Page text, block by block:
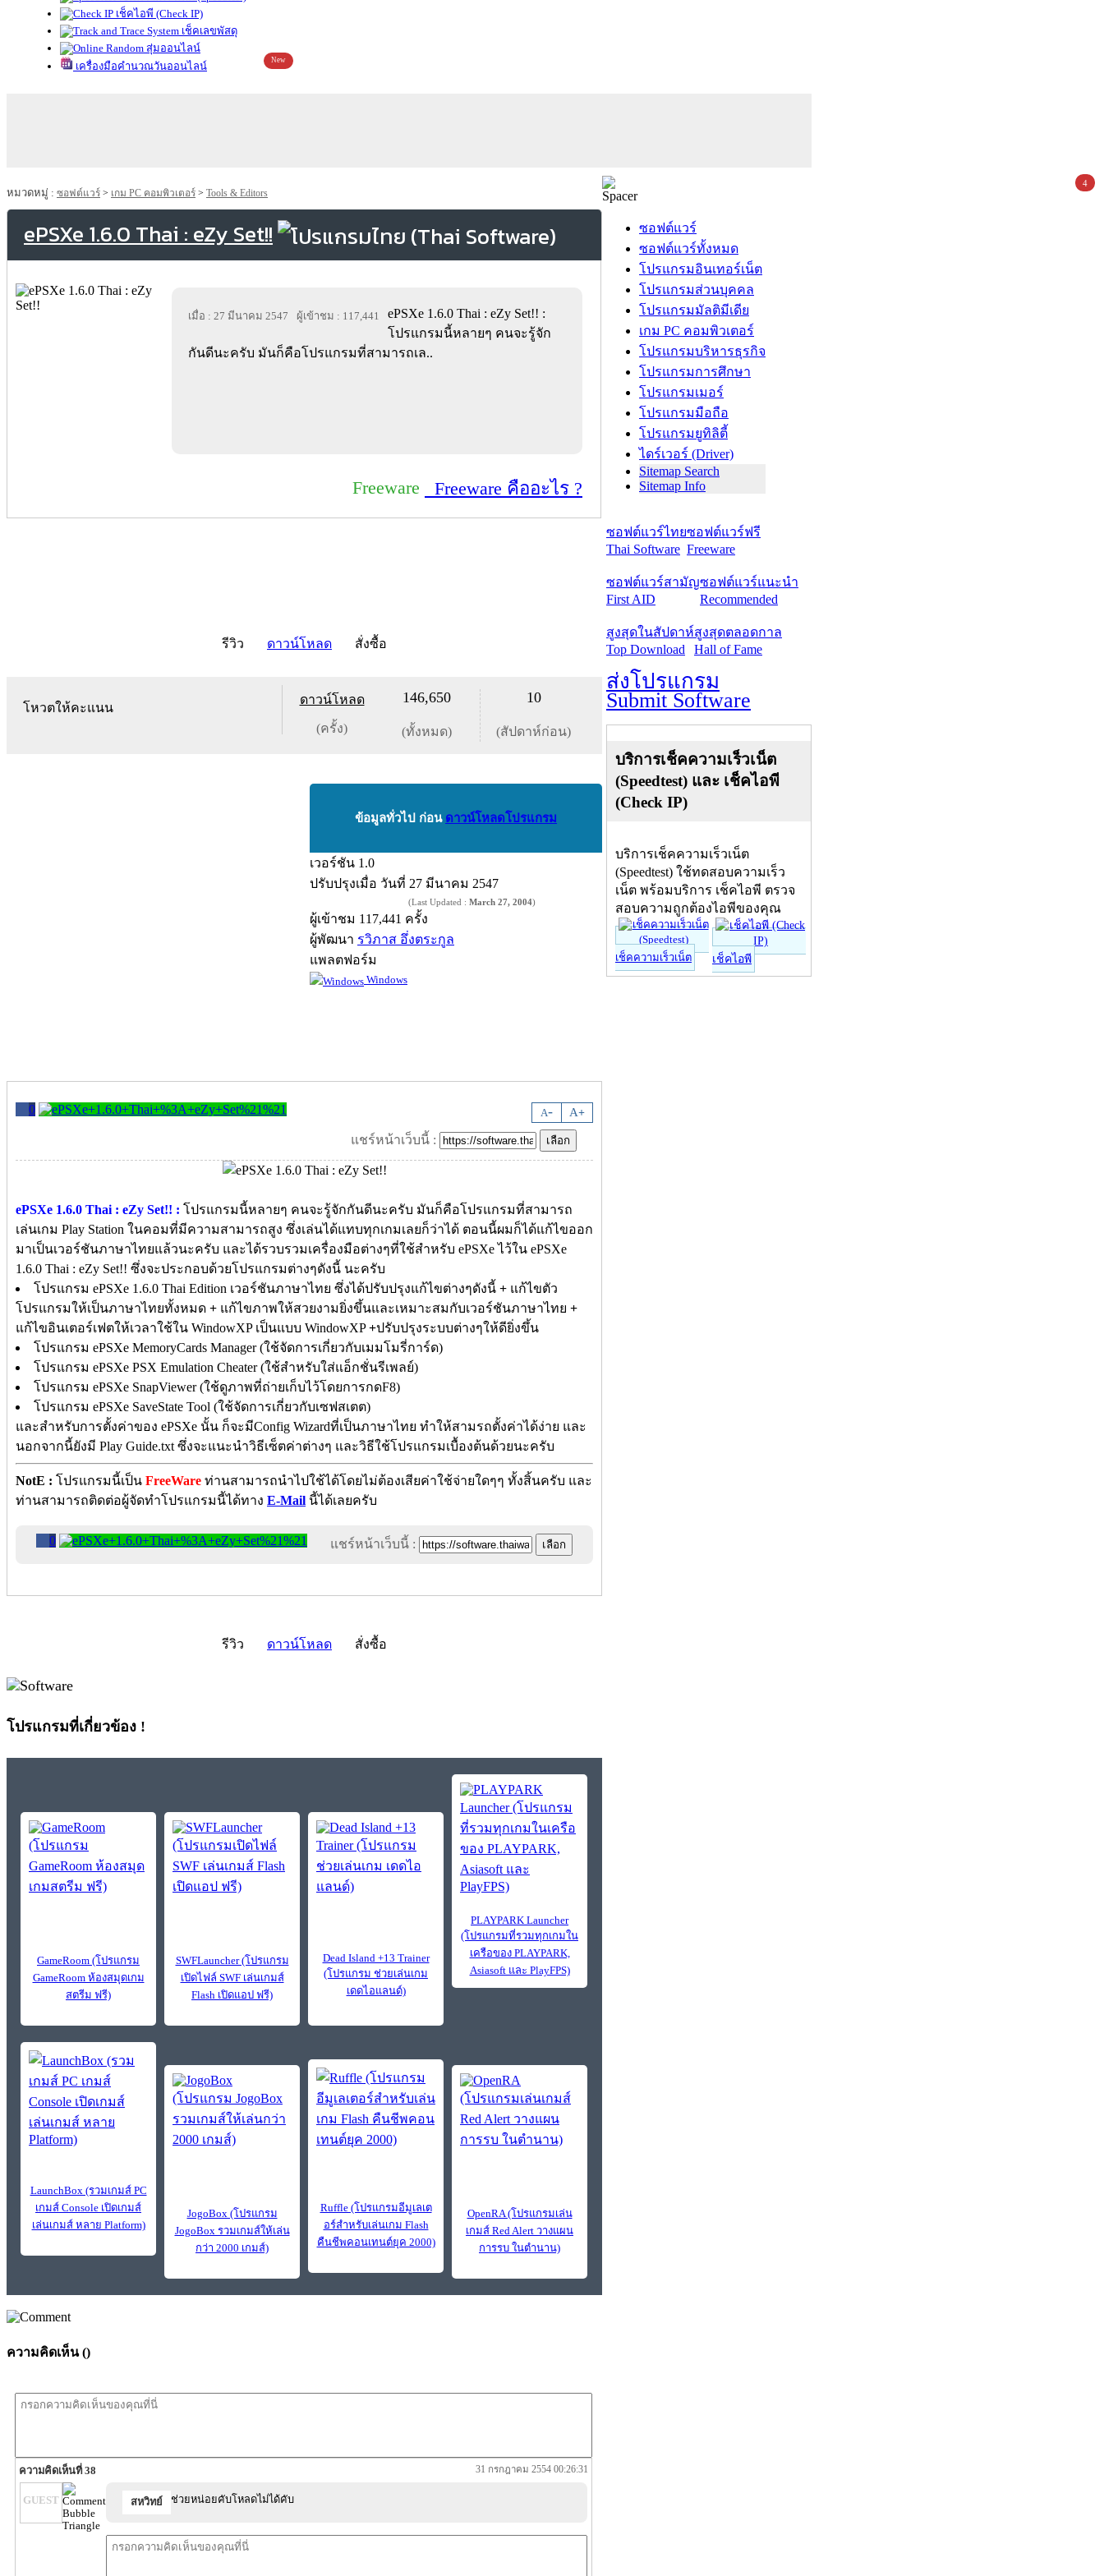
เช็คไอพี (Check IP)
เช็คเลขพัสดุ
สุ่มออนไลน์
เครื่องมือคำนวณวันออนไลน์
New
หมวดหมู่ : ซอฟต์แวร์ > เกม PC คอมพิวเตอร์ > Tools & Editors
ePSXe 1.6.0 Thai : eZy Set!!
เมื่อ : 27 มีนาคม 2547 ผู้เข้าชม : 117,441
ePSXe 1.6.0 Thai : eZy Set!! :
โปรแกรมนี้หลายๆ คนจะรู้จัก
กันดีนะครับ มันก็คือโปรแกรมที่สามารถเล..
Freeware Freeware คืออะไร ?
รีวิว ดาวน์โหลด สั่งซื้อ
โหวตให้คะแนน
ดาวน์โหลด
(ครั้ง)
146,650
(ทั้งหมด)
10
(สัปดาห์ก่อน)
ข้อมูลทั่วไป ก่อน ดาวน์โหลดโปรแกรม
เวอร์ชัน 1.0
ปรับปรุงเมื่อ วันที่ 27 มีนาคม 2547
(Last Updated : March 27, 2004)
ผู้เข้าชม 117,441 ครั้ง
ผู้พัฒนา รวิภาส อึ่งตระกูล
แพลตฟอร์ม
Windows
0 A- A+
แชร์หน้าเว็บนี้ :
ePSXe 1.6.0 Thai : eZy Set!! : โปรแกรมนี้หลายๆ คนจะรู้จักกันดีนะครับ มันก็คือโปรแกรมที่สามารถ
เล่นเกม Play Station ในคอมที่มีความสามารถสูง ซึ่งเล่นได้แทบทุกเกมเลยก็ว่าได้ ตอนนี้ผมก็ได้แก้ไขออก
มาเป็นเวอร์ชันภาษาไทยแล้วนะครับ และได้รวบรวมเครื่องมือต่างๆที่ใช้สำหรับ ePSXe ไว้ใน ePSXe
1.6.0 Thai : eZy Set!! ซึ่งจะประกอบด้วยโปรแกรมต่างๆดังนี้ นะครับ
โปรแกรม ePSXe 1.6.0 Thai Edition เวอร์ชันภาษาไทย ซึ่งได้ปรับปรุงแก้ไขต่างๆดังนี้ + แก้ไขตัว
โปรแกรมให้เป็นภาษาไทยทั้งหมด + แก้ไขภาพให้สวยงามยิ่งขึ้นและเหมาะสมกับเวอร์ชันภาษาไทย +
แก้ไขอินเตอร์เฟตให้เวลาใช้ใน WindowXP เป็นแบบ WindowXP+ปรับปรุงระบบต่างๆให้ดียิ่งขึ้น
โปรแกรม ePSXe MemoryCards Manager (ใช้จัดการเกี่ยวกับเมมโมรี่การ์ด)
โปรแกรม ePSXe PSX Emulation Cheater (ใช้สำหรับใส่แอ็กชั่นรีเพลย์)
โปรแกรม ePSXe SnapViewer (ใช้ดูภาพที่ถ่ายเก็บไว้โดยการกดF8)
โปรแกรม ePSXe SaveState Tool (ใช้จัดการเกี่ยวกับเซฟสเตต)
และสำหรับการตั้งค่าของ ePSXe นั้น ก็จะมีConfig Wizardที่เป็นภาษาไทย ทำให้สามรถตั้งค่าได้ง่าย และ
นอกจากนี้ยังมี Play Guide.txt ซึ่งจะแนะนำวิธีเซ็ตค่าต่างๆ และวิธีใช้โปรแกรมเบื้องต้นด้วยนะครับ
NotE : โปรแกรมนี้เป็น FreeWare ท่านสามารถนำไปใช้ได้โดยไม่ต้องเสียค่าใช้จ่ายใดๆๆ ทั้งสิ้นครับ และ
ท่านสามารถติดต่อผู้จัดทำโปรแกรมนี้ได้ทาง E-Mail นี้ได้เลยครับ
0 แชร์หน้าเว็บนี้ :
รีวิว ดาวน์โหลด สั่งซื้อ
โปรแกรมที่เกี่ยวข้อง !
GameRoom (โปรแกรม
GameRoom ห้องสมุดเกม
สตรีม ฟรี)
SWFLauncher (โปรแกรม
เปิดไฟล์ SWF เล่นเกมส์
Flash เปิดแอป ฟรี)
Dead Island +13 Trainer
(โปรแกรม ช่วยเล่นเกม
เดดไอแลนด์)
PLAYPARK Launcher
(โปรแกรมที่รวมทุกเกมใน
เครือของ PLAYPARK,
Asiasoft และ PlayFPS)
LaunchBox (รวมเกมส์ PC
เกมส์ Console เปิดเกมส์
เล่นเกมส์ หลาย Platform)
JogoBox (โปรแกรม
JogoBox รวมเกมส์ให้เล่น
กว่า 2000 เกมส์)
Ruffle (โปรแกรมอีมูเลเต
อร์สำหรับเล่นเกม Flash
คืนชีพคอนเทนต์ยุค 2000)
OpenRA (โปรแกรมเล่น
เกมส์ Red Alert วางแผน
การรบ ในตำนาน)
ความคิดเห็น ()
ความคิดเห็นที่ 38 31 กรกฎาคม 2554 00:26:31
GUEST สหวิทย์ ช่วยหน่อยคับโหลดไม่ได้คับ
ซอฟต์แวร์
ซอฟต์แวร์ทั้งหมด
โปรแกรมอินเทอร์เน็ต
โปรแกรมส่วนบุคคล
โปรแกรมมัลติมีเดีย
เกม PC คอมพิวเตอร์
โปรแกรมบริหารธุรกิจ
โปรแกรมการศึกษา
โปรแกรมเมอร์
โปรแกรมมือถือ
โปรแกรมยูทิลิตี้
ไดร์เวอร์ (Driver)
Sitemap Search
Sitemap Info
ซอฟต์แวร์ไทย
Thai Software
ซอฟต์แวร์ฟรี
Freeware
ซอฟต์แวร์สามัญ
First AID
ซอฟต์แวร์แนะนำ
Recommended
สูงสุดในสัปดาห์
Top Download
สูงสุดตลอดกาล
Hall of Fame
ส่งโปรแกรม
Submit Software
บริการเช็คความเร็วเน็ต
(Speedtest) และ เช็คไอพี
(Check IP)
บริการเช็คความเร็วเน็ต
(Speedtest) ใช้ทดสอบความเร็ว
เน็ต พร้อมบริการ เช็คไอพี ตรวจ
สอบความถูกต้องไอพีของคุณ
เช็คความเร็วเน็ต เช็คไอพี
4